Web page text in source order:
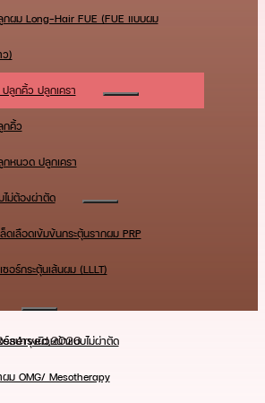
กผม Long-Hair FUE (FUE แบบผม
ว)
ลูกคิ้ว ปลูกเครา
กคิ้ว
กหนวด ปลูกเครา
ม่ต้องผ่าตัด
ล็ดเลือดเข้มข้นกระตุ้นรากผม PRP
เซอร์กระตุ้นเส้นผม (LLLT)
สบำรุงผิวหน้าแบบไม่ผ่าตัด
ผม OMG/ Mesotherapy